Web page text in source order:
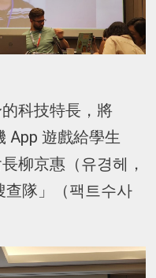
科技特長，將
App 遊戲給學生
柳京惠（유경헤，
查隊」（팩트수사